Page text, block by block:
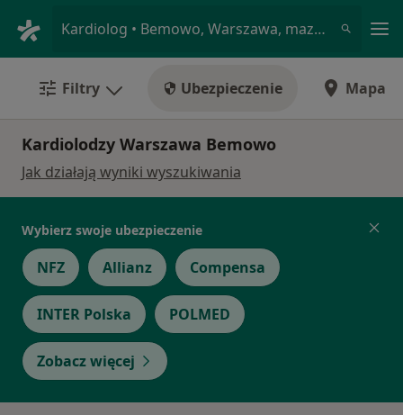
Kardiolog • Bemowo, Warszawa, mazowieckie
Filtry Ubezpieczenie Mapa
Kardiolodzy Warszawa Bemowo
Jak działają wyniki wyszukiwania
Wybierz swoje ubezpieczenie
NFZ Allianz Compensa
INTER Polska POLMED
Zobacz więcej